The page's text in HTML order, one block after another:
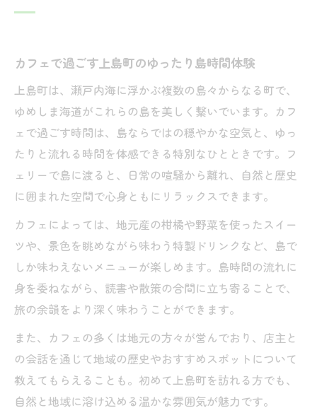
とは
ゆめしま海道で出会う心休まる上島カフェ体験
ゆめしま海道沿いで出会うカフェの癒やし
時間
サイクリング途中で立ち寄るカフェの楽し
み方
ゆめしま海道とカフェ巡りで感じる島の魅
力
カフェで味わうゆめしま海道ならではの空
気感
上島町のカフェが旅の思い出になる理由
カフェ好き必見！上島町の隠れた癒やし空間
上島町カフェで見つける穴場の癒やしスポ
ット
弓削島や岩城島の個性派カフェ体験ガイド
カフェとともに楽しむ上島町のスローライ
カフェで過ごす上島町のゆったり島時間体験
上島町は、瀬戸内海に浮かぶ複数の島々からなる町で、
ゆめしま海道がこれらの島を美しく繋いでいます。カフ
ェで過ごす時間は、島ならではの穏やかな空気と、ゆっ
たりと流れる時間を体感できる特別なひとときです。フ
ェリーで島に渡ると、日常の喧騒から離れ、自然と歴史
に囲まれた空間で心身ともにリラックスできます。
カフェによっては、地元産の柑橘や野菜を使ったスイー
ツや、景色を眺めながら味わう特製ドリンクなど、島で
しか味わえないメニューが楽しめます。島時間の流れに
身を委ねながら、読書や散策の合間に立ち寄ることで、
旅の余韻をより深く味わうことができます。
また、カフェの多くは地元の方々が営んでおり、店主と
の会話を通じて地域の歴史やおすすめスポットについて
教えてもらえることも。初めて上島町を訪れる方でも、
自然と地域に溶け込める温かな雰囲気が魅力です。